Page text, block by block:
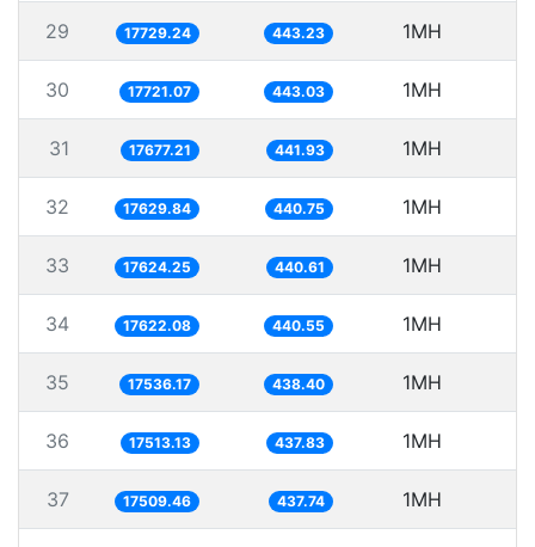
29 17729.24 443.23 1MH
30 17721.07 443.03 1MH
31 17677.21 441.93 1MH
32 17629.84 440.75 1MH
33 17624.25 440.61 1MH
34 17622.08 440.55 1MH
35 17536.17 438.40 1MH
36 17513.13 437.83 1MH
37 17509.46 437.74 1MH